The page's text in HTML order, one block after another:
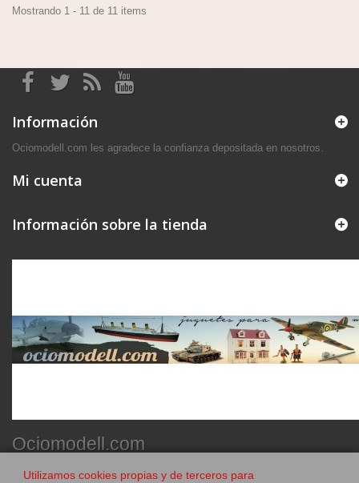
Mostrando 1 - 11 de 11 items
Información
Ociomodell.com les agradece la confianza depositada en nosotros.
Mi cuenta
Información sobre la tienda
Ociomodell.com
Utilizamos cookies propias y de terceros para